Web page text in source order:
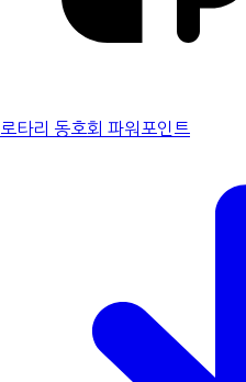
로타리 동호회 파워포인트